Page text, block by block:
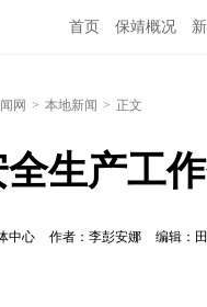
首页 保靖概况
网 > 本地新闻 > 正文
生产工
中心 作者：李彭安娜 编辑：